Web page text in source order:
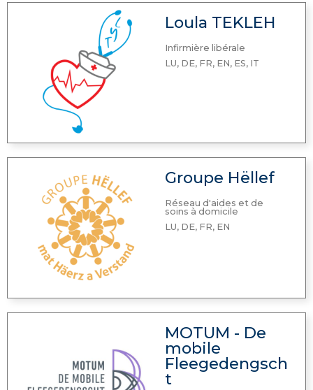
Loula TEKLEH
Infirmière libérale
LU, DE, FR, EN, ES, IT
Groupe Hëllef
Réseau d'aides et de
soins à domicile
LU, DE, FR, EN
MOTUM - De
mobile
Fleegedengsch
t